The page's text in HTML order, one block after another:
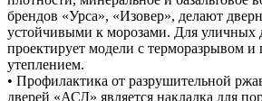
брендов «Урса», «Изовер», делают
устойчивыми к морозами. Для уличных
проектирует модели с терморазрывом
утеплением.
• Профилактика от разрушительной
дверей «АСД» является накладка для